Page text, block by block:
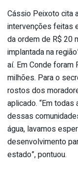
Cássio Peixoto cita
intervenções feitas
da ordem de R$ 20
implantada na
aí. Em Conde foram
milhões. Para o
rostos dos
aplicado. “Em
dessas
água, lavamos
desenvolvimento
estado”, pontuou.